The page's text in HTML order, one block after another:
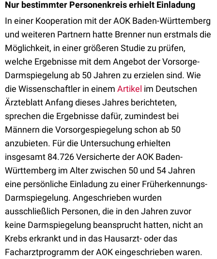
Nur bestimmter Personenkreis erhielt Einladung
In einer Kooperation mit der AOK Baden-Württemberg
und weiteren Partnern hatte Brenner nun erstmals die
Möglichkeit, in einer größeren Studie zu prüfen,
welche Ergebnisse mit dem Angebot der Vorsorge-
Darmspiegelung ab 50 Jahren zu erzielen sind. Wie
die Wissenschaftler in einem Artikel im Deutschen
Ärzteblatt Anfang dieses Jahres berichteten,
sprechen die Ergebnisse dafür, zumindest bei
Männern die Vorsorgespiegelung schon ab 50
anzubieten. Für die Untersuchung erhielten
insgesamt 84.726 Versicherte der AOK Baden-
Württemberg im Alter zwischen 50 und 54 Jahren
eine persönliche Einladung zu einer Früherkennungs-
Darmspiegelung. Angeschrieben wurden
ausschließlich Personen, die in den Jahren zuvor
keine Darmspiegelung beansprucht hatten, nicht an
Krebs erkrankt und in das Hausarzt- oder das
Facharztprogramm der AOK eingeschrieben waren.